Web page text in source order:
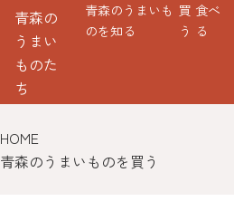
青森の
うまい
ものた
ち
青森のうまいも
のを知る
買
う
食べ
る
HOME
青森のうまいものを買う